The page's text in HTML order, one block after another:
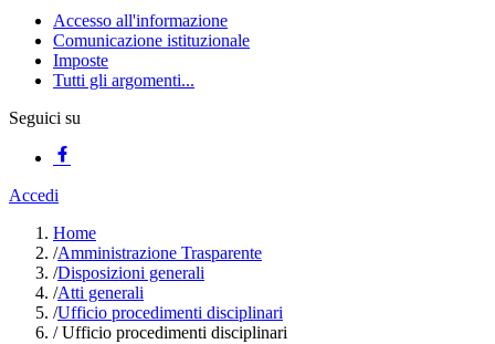
Accesso all'informazione
Comunicazione istituzionale
Imposte
Tutti gli argomenti...
Seguici su
Accedi
Home
/Amministrazione Trasparente
/Disposizioni generali
/Atti generali
/Ufficio procedimenti disciplinari
/Ufficio procedimenti disciplinari